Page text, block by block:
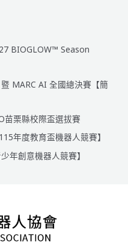
BIOGLOW™ Season
MARC AI 全國總決賽【簡
苗栗縣校際盃選拔賽
年度教育盃機器人競賽】
年創意機器人競賽】